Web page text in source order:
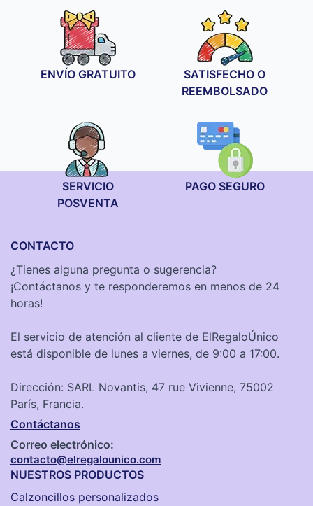
ENVÍO GRATUITO
SATISFECHO O
REEMBOLSADO
SERVICIO
POSVENTA
PAGO SEGURO
CONTACTO
¿Tienes alguna pregunta o sugerencia?
¡Contáctanos y te responderemos en menos de 24
horas!
El servicio de atención al cliente de ElRegaloÚnico
está disponible de lunes a viernes, de 9:00 a 17:00.
Dirección: SARL Novantis, 47 rue Vivienne, 75002
París, Francia.
Contáctanos
Correo electrónico:
contacto@elregalounico.com
NUESTROS PRODUCTOS
Calzoncillos personalizados​